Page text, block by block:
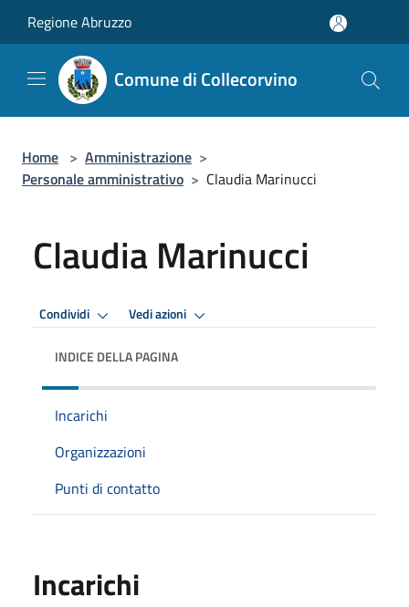
Regione Abruzzo
Comune di Collecorvino
Home > Amministrazione >
Personale amministrativo > Claudia Marinucci
Claudia Marinucci
Condividi Vedi azioni
INDICE DELLA PAGINA
Incarichi
Organizzazioni
Punti di contatto
Incarichi